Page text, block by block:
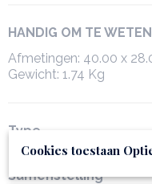
HANDIG OM TE
Afmetingen: 40.00 x
Gewicht: 1.74 Kg
Type
dokterstas
Samenstelling
Cookies toestaan